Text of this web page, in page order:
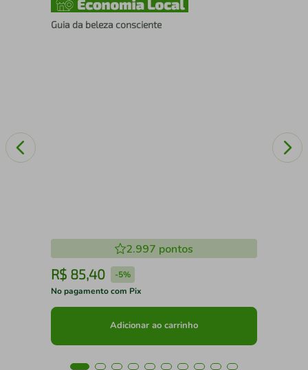
Guia da beleza consciente
2.997 pontos
R$ 85,40 -5%
No pagamento com Pix
Adicionar ao carrinho